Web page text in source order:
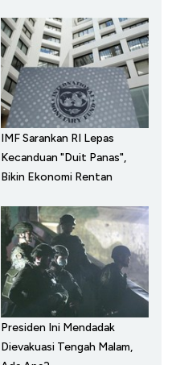
IMF Sarankan RI Lepas
Kecanduan "Duit Panas",
Bikin Ekonomi Rentan
Presiden Ini Mendadak
Dievakuasi Tengah Malam,